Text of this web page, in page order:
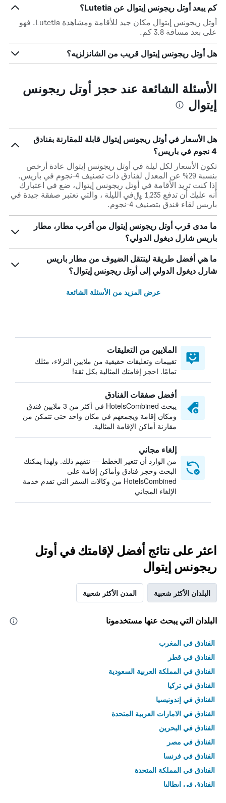
كم يبعد أوتل ريجونس إيتوال عن Lutetia؟
أوتل ريجونس إيتوال مكان جيد للأقامة ومشاهدة Lutetia. فهو
على بعد مسافة 3.8 كم.
هل أوتل ريجونس إيتوال قريب من الشانزلزيه؟
الأسئلة الشائعة عند حجز أوتل ريجونس
إيتوال
هل الأسعار في أوتل ريجونس إيتوال قابلة للمقارنة بفنادق
4 نجوم في باريس؟
تكون الأسعار لكل ليلة في أوتل ريجونس إيتوال عادة أرخص
بنسبة 29% عن المعدل لفنادق ذات تصنيف 4-نجوم في باريس.
إذا كنت تريد الأقامة في أوتل ريجونس إيتوال، ضع في اعتبارك
أنه عليك أن تدفع 1,235 ﷼في الليلة ، والتي تعتبر صفقة جيدة في
باريس لقاء فندق بتصنيف 4-نجوم.
ما مدى قرب أوتل ريجونس إيتوال من أقرب مطار، مطار
باريس شارل ديغول الدولي؟
ما هي أفضل طريقة لينتقل الضيوف من مطار باريس
شارل ديغول الدولي إلى أوتل ريجونس إيتوال؟
عرض المزيد من الأسئلة الشائعة
الملايين من التعليقات
تقييمات وتعليقات حقيقية من ملايين النزلاء، مثلك
تمامًا. احجز إقامتك المثالية بكل ثقة!
أفضل صفقات الفنادق
يبحث HotelsCombined في أكثر من 3 ملايين فندق
ومكان إقامة ويجمعهم في مكان واحد حتى تتمكن من
مقارنة أماكن الإقامة المثالية.
إلغاء مجاني
من الوارد أن تتغير الخطط — نتفهم ذلك. ولهذا يمكنك
البحث وحجز فنادق وأماكن إقامة على
HotelsCombined من وكالات السفر التي تقدم خدمة
الإلغاء المجاني
اعثر على نتائج أفضل لإقامتك في أوتل
ريجونس إيتوال
البلدان الأكثر شعبية المدن الأكثر شعبية
البلدان التي يبحث عنها مستخدمونا
الفنادق في المغرب
الفنادق في قطر
الفنادق في المملكة العربية السعودية
الفنادق في تركيا
الفنادق في إندونيسيا
الفنادق في الامارات العربية المتحدة
الفنادق في البحرين
الفنادق في مصر
الفنادق في فرنسا
الفنادق في المملكة المتحدة
الفنادق في إيطاليا